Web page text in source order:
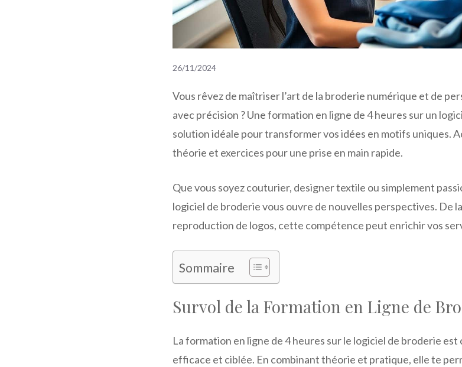
26/11/2024
Vous rêvez de maîtriser l’art de la broderie numérique et de
avec précision ? Une formation en ligne de 4 heures sur un
solution idéale pour transformer vos idées en motifs uniques.
théorie et exercices pour une prise en main rapide.
Que vous soyez couturier, designer textile ou simplement
logiciel de broderie vous ouvre de nouvelles perspectives. De
reproduction de logos, cette compétence peut enrichir vos
Sommaire
Survol de la Formation en Ligne de
La formation en ligne de 4 heures sur le logiciel de broderie
efficace et ciblée. En combinant théorie et pratique, elle te